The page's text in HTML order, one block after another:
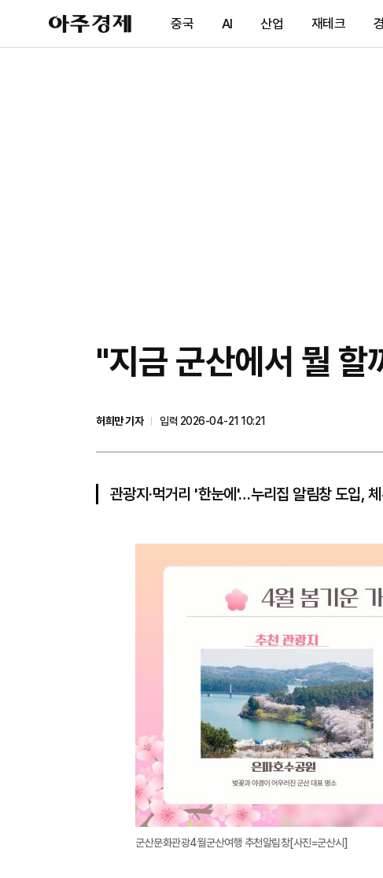
아
주
제
중국 AI 산업 재테크
"지금 군산에서 뭘
허희만 기자
입력 2026-04-21 10:21
관광지·먹거리 '한눈에'…누리집 알림창 도입,
군산문화관광4월군산여행 추천알림창[사진=군산시]